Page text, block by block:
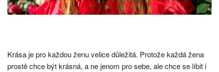
Krása je pro každou ženu velice důležitá. Protože každá žena
prostě chce být krásná, a ne jenom pro sebe, ale chce se líbit i